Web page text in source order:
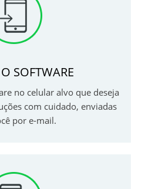
SOFTWARE
no celular alvo que deseja
com cuidado, enviadas
por e-mail.